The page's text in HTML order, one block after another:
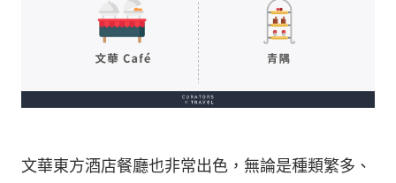
文華東方酒店餐廳也非常出色，無論是種類繁多、